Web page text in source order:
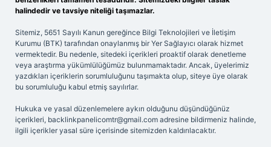
halindedir ve tavsiye niteliği taşımazlar.
Sitemiz, 5651 Sayılı Kanun gereğince Bilgi Teknolojileri ve İletişim
Kurumu (BTK) tarafından onaylanmış bir Yer Sağlayıcı olarak hizmet
vermektedir. Bu nedenle, sitedeki içerikleri proaktif olarak denetleme
veya araştırma yükümlülüğümüz bulunmamaktadır. Ancak, üyelerimiz
yazdıkları içeriklerin sorumluluğunu taşımakta olup, siteye üye olarak
bu sorumluluğu kabul etmiş sayılırlar.
Hukuka ve yasal düzenlemelere aykırı olduğunu düşündüğünüz
içerikleri, backlinkpanelicomtr@gmail.com adresine bildirmeniz halinde,
ilgili içerikler yasal süre içerisinde sitemizden kaldırılacaktır.